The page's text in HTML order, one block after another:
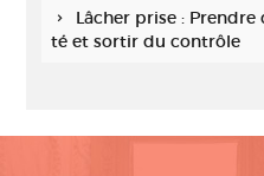
Lâcher prise :
té et sortir du contrôle